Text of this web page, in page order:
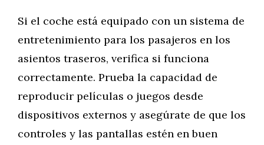
Si el coche está equipado con un sistema de
entretenimiento para los pasajeros en los
asientos traseros, verifica si funciona
correctamente. Prueba la capacidad de
reproducir películas o juegos desde
dispositivos externos y asegúrate de que los
controles y las pantallas estén en buen